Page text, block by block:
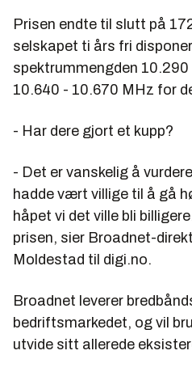
Prisen endte til slutt på
selskapet ti års fri
spektrummengden
10.640 - 10.670 MHz for
- Har dere gjort et kupp?
- Det er vanskelig å
hadde vært villige til å gå
håpet vi det ville bli
prisen, sier Broadnet-
Moldestad til digi.no.
Broadnet leverer
bedriftsmarkedet, og vil
utvide sitt allerede